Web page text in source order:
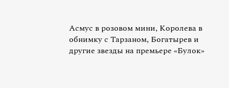
Асмус в розовом мини, Королева в
обнимку с Тарзаном, Богатырев и
другие звезды на премьере «Булок»